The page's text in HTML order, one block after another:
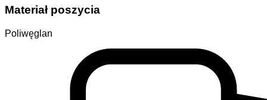
Materiał poszycia
Poliwęglan